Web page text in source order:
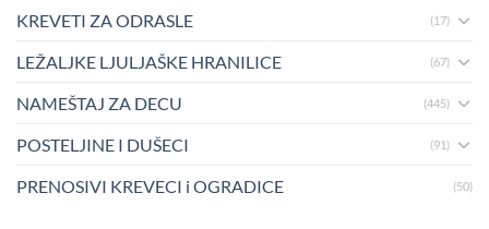
KREVETI ZA ODRASLE (17)
LEŽALJKE LJULJAŠKE HRANILICE (67)
NAMEŠTAJ ZA DECU (445)
POSTELJINE I DUŠECI (91)
PRENOSIVI KREVECI i OGRADICE (50)